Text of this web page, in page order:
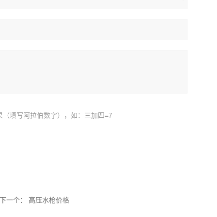
（填写阿拉伯数字），如：三加四=7
下一个： 高压水枪价格